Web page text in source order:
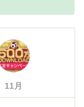
11月